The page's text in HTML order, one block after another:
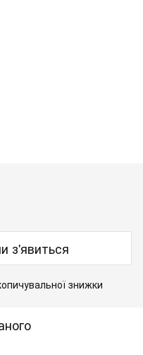
з'явиться
знижки